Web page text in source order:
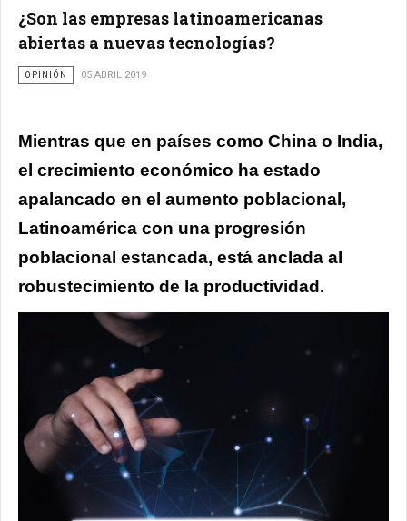
¿Son las empresas latinoamericanas
abiertas a nuevas tecnologías?
OPINIÓN 05 ABRIL 2019
Mientras que en países como China o India,
el crecimiento económico ha estado
apalancado en el aumento poblacional,
Latinoamérica con una progresión
poblacional estancada, está anclada al
robustecimiento de la productividad.